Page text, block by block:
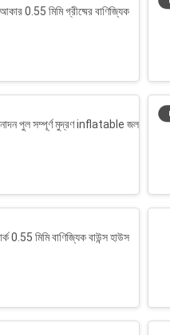
0.55 মিমি গ্রীষ্মের বাণিজ্যিক
পুল সম্পূর্ণ মুদ্রণ inflatable জল
0.55 মিমি বাণিজ্যিক বাউন্স হাউস